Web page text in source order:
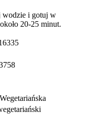
wodzie i gotuj w
20-25 minut.